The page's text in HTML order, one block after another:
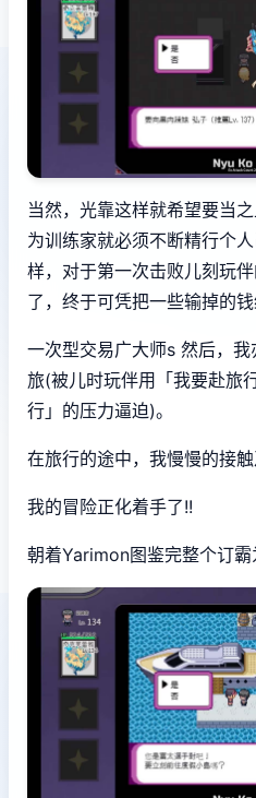
当然，光靠这样就希望要当
为训练家就必须不断精行个
样，对于第一次击败儿刻玩
了，终于可凭把一些输掉的
一次型交易广大师s 然后，
旅(被儿时玩伴用「我要赴旅
行」的压力逼迫)。
在旅行的途中，我慢慢的接
我的冒险正化着手了!!
朝着Yarimon图鉴完整个订霸